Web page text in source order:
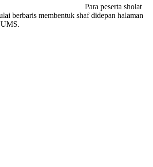
Para peserta sholat
berbaris membentuk shaf didepan halaman